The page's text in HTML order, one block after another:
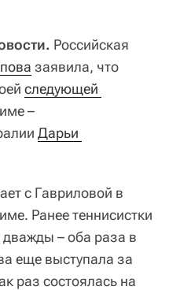
Российская
заявила, что
следующей
–
Дарьи
с Гавриловой в
Ранее теннисистки
– оба раза в
еще выступала за
раз состоялась на